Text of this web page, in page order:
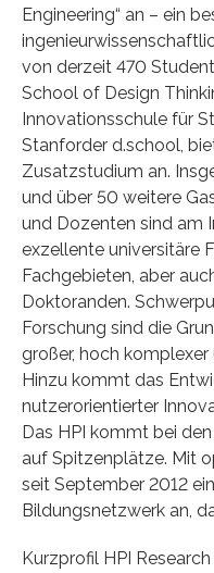
Engineering“ an – ein
von derzeit 470
School of Design
Innovationsschule für
Stanforder d.school,
Zusatzstudium an.
und über 50 weitere
und Dozenten sind am
exzellente universitäre
Fachgebieten, aber
Doktoranden.
Forschung sind die
großer, hoch
Hinzu kommt das
nutzerorientierter
Das HPI kommt bei
auf Spitzenplätze. Mit
seit September 2012
Bildungsnetzwerk an,
Kurzprofil HPI